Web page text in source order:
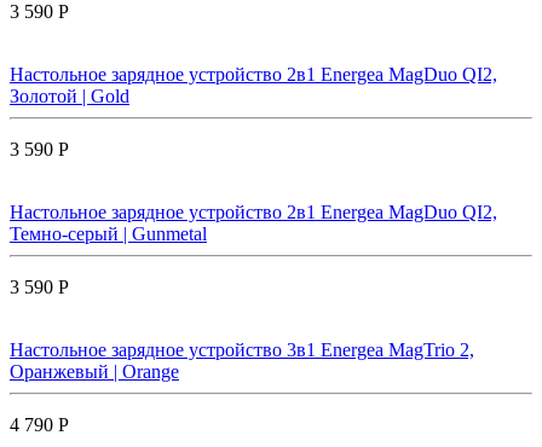
3 590 Р
Настольное зарядное устройство 2в1 Energea MagDuo QI2,
Золотой | Gold
3 590 Р
Настольное зарядное устройство 2в1 Energea MagDuo QI2,
Темно-серый | Gunmetal
3 590 Р
Настольное зарядное устройство 3в1 Energea MagTrio 2,
Оранжевый | Orange
4 790 Р